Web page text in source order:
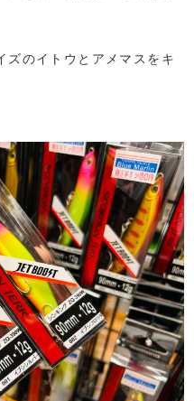
ズのイトウとアメマスをキ